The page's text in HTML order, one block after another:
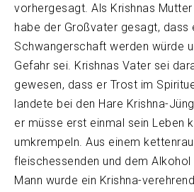
vorhergesagt. Als Krishnas
habe der Großvater gesagt, dass
Schwangerschaft werden würde
Gefahr sei. Krishnas Vater sei
gewesen, dass er Trost im
landete bei den Hare Krishna-
er müsse erst einmal sein Leben
umkrempeln. Aus einem
fleischessenden und dem
Mann wurde ein Krishna-